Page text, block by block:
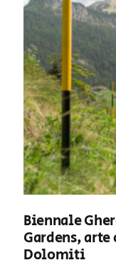
Biennale
Gardens,
Dolomiti